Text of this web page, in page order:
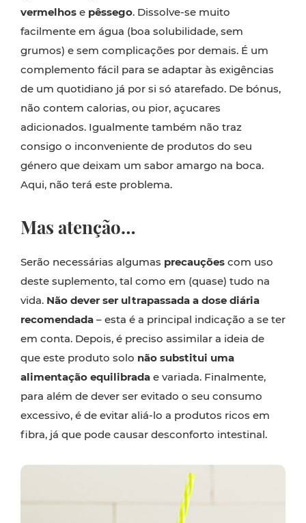
vermelhos e pêssego. Dissolve-se muito
facilmente em água (boa solubilidade, sem
grumos) e sem complicações por demais. É um
complemento fácil para se adaptar às exigências
de um quotidiano já por si só atarefado. De bónus,
não contem calorias, ou pior, açucares
adicionados. Igualmente também não traz
consigo o inconveniente de produtos do seu
género que deixam um sabor amargo na boca.
Aqui, não terá este problema.
Mas atenção…
Serão necessárias algumas precauções com uso
deste suplemento, tal como em (quase) tudo na
vida. Não dever ser ultrapassada a dose diária
recomendada – esta é a principal indicação a se ter
em conta. Depois, é preciso assimilar a ideia de
que este produto solo não substitui uma
alimentação equilibrada e variada. Finalmente,
para além de dever ser evitado o seu consumo
excessivo, é de evitar aliá-lo a produtos ricos em
fibra, já que pode causar desconforto intestinal.